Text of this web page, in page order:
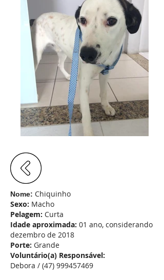
Nome: Chiquinho
Sexo: Macho
Pelagem: Curta
Idade aproximada: 01 ano, considerando
dezembro de 2018
Porte: Grande
Voluntário(a) Responsável:
Debora / (47) 999457469